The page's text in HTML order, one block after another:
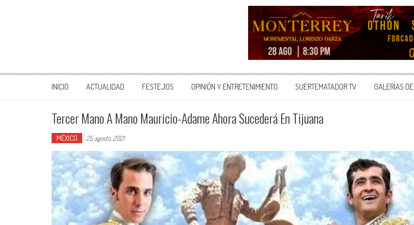
INICIO ACTUALIDAD FESTEJOS OPINIÓN Y ENTRETENIMIENTO SUERTEMATADOR TV GALERÍAS
Tercer Mano A Mano Mauricio-Adame Ahora Sucederá En Tijuana
MÉXICO 25 agosto, 2021